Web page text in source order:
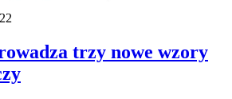
trzy nowe wzory